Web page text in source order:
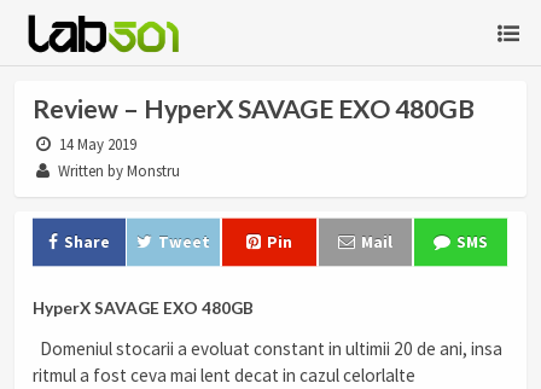
Review – HyperX SAVAGE EXO 480GB
14 May 2019
Written by Monstru
Share Tweet Pin Mail SMS
HyperX SAVAGE EXO 480GB
Domeniul stocarii a evoluat constant in ultimii 20 de ani, insa
ritmul a fost ceva mai lent decat in cazul celorlalte